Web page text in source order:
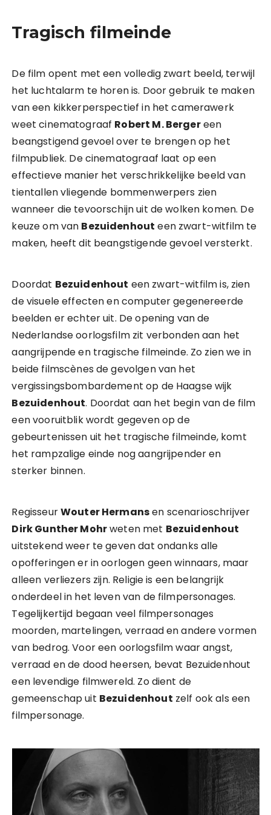
Tragisch filmeinde
De film opent met een volledig zwart beeld, terwijl
het luchtalarm te horen is. Door gebruik te maken
van een kikkerperspectief in het camerawerk
weet cinematograaf Robert M. Bergereen
beangstigend gevoel over te brengen op het
filmpubliek. De cinematograaf laat op een
effectieve manier het verschrikkelijke beeld van
tientallen vliegende bommenwerpers zien
wanneer die tevoorschijn uit de wolken komen. De
keuze om van Bezuidenhout een zwart-witfilm te
maken, heeft dit beangstigende gevoel versterkt.
Doordat Bezuidenhout een zwart-witfilm is, zien
de visuele effecten en computer gegenereerde
beelden er echter uit. De opening van de
Nederlandse oorlogsfilm zit verbonden aan het
aangrijpende en tragische filmeinde. Zo zien we in
beide filmscènes de gevolgen van het
vergissingsbombardement op de Haagse wijk
Bezuidenhout. Doordat aan het begin van de film
een vooruitblik wordt gegeven op de
gebeurtenissen uit het tragische filmeinde, komt
het rampzalige einde nog aangrijpender en
sterker binnen.
RegisseurWouter Hermansen scenarioschrijver
Dirk Gunther Mohrweten met Bezuidenhout
uitstekend weer te geven dat ondanks alle
opofferingen er in oorlogen geen winnaars, maar
alleen verliezers zijn. Religie is een belangrijk
onderdeel in het leven van de filmpersonages.
Tegelijkertijd begaan veel filmpersonages
moorden, martelingen, verraad en andere vormen
van bedrog. Voor een oorlogsfilm waar angst,
verraad en de dood heersen, bevat Bezuidenhout
een levendige filmwereld. Zo dient de
gemeenschap uit Bezuidenhout zelf ook als een
filmpersonage.